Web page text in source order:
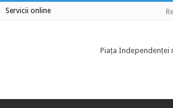
Servicii online
Piața Independenței